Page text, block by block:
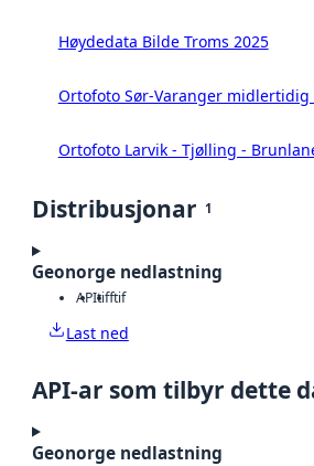
Høydedata Bilde Troms 2025
Ortofoto Sør-Varanger midlertidig
Ortofoto Larvik - Tjølling -
Distribusjonar 1
Geonorge nedlastning
APItifftif
Last ned
API-ar som tilbyr dette
Geonorge nedlastning